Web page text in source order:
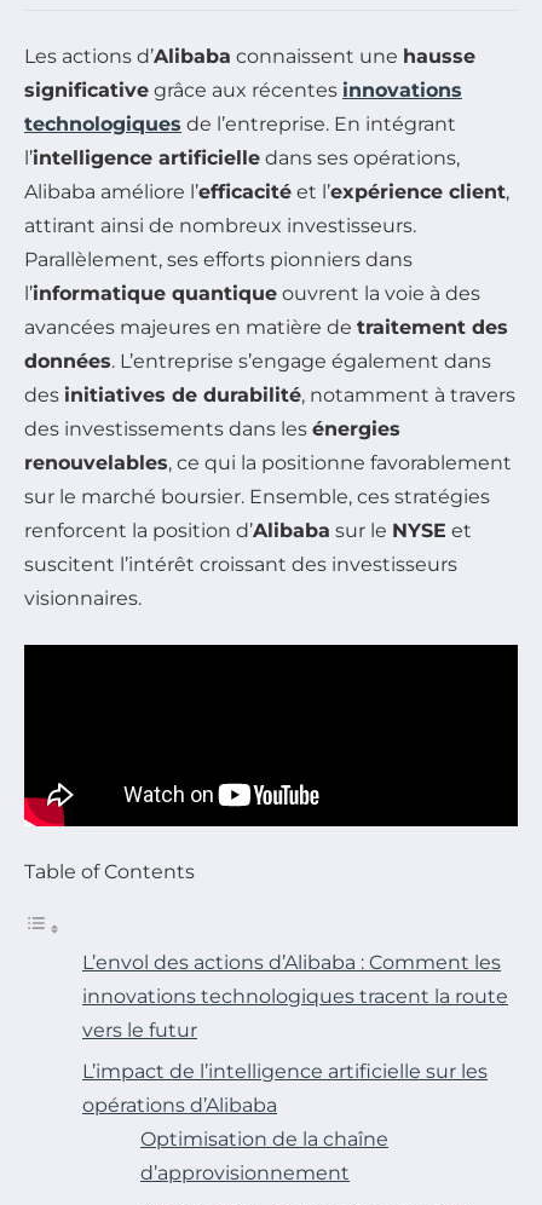
Les actions d’Alibaba connaissent une hausse
significative grâce aux récentes innovations
technologiques de l’entreprise. En intégrant
l’intelligence artificielle dans ses opérations,
Alibaba améliore l’efficacité et l’expérience client,
attirant ainsi de nombreux investisseurs.
Parallèlement, ses efforts pionniers dans
l’informatique quantique ouvrent la voie à des
avancées majeures en matière de traitement des
données. L’entreprise s’engage également dans
des initiatives de durabilité, notamment à travers
des investissements dans les énergies
renouvelables, ce qui la positionne favorablement
sur le marché boursier. Ensemble, ces stratégies
renforcent la position d’Alibaba sur le NYSE et
suscitent l’intérêt croissant des investisseurs
visionnaires.
Table of Contents
L’envol des actions d’Alibaba : Comment les
innovations technologiques tracent la route
vers le futur
L’impact de l’intelligence artificielle sur les
opérations d’Alibaba
Optimisation de la chaîne
d’approvisionnement